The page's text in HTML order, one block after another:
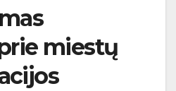
miestų